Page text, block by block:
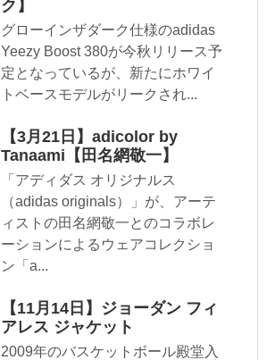
ク】
グローインザダーク仕様のadidas
Yeezy Boost 380が今秋リリース予
定となっているが、新たにホワイ
トベースモデルがリークされ...
【3月21日】adicolor by
Tanaami【田名網敬一】
「アディダス オリジナルス
（adidas originals）」が、アーテ
ィストの田名網敬一とのコラボレ
ーションによるウェアコレクショ
ン「a...
【11月14日】ジョーダン フィ
アレス ジャケット
2009年のバスケットボール殿堂入